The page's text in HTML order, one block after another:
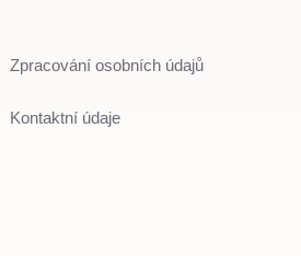
Zpracování osobních údajů
Kontaktní údaje